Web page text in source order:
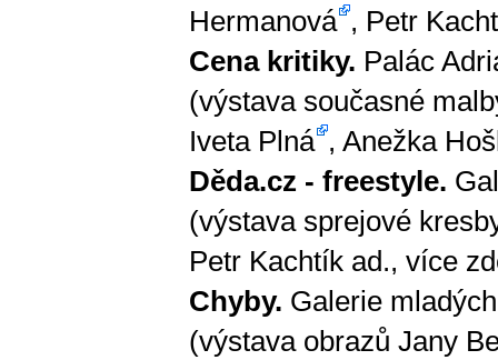
Hermanová , Petr
Cena kritiky. Palác
(výstava současné
Iveta Plná , Anežka
Děda.cz - freestyle.
(výstava sprejové
Petr Kachtík ad., více
Chyby. Galerie
(výstava obrazů Jany